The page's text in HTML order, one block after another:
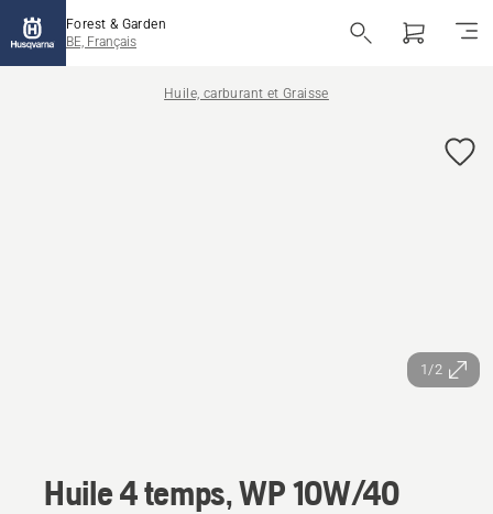
Forest & Garden
BE, Français
Huile, carburant et Graisse
1/2
Huile 4 temps, WP 10W/40